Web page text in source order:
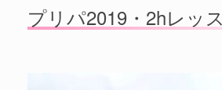
プリパ2019・2hレッ